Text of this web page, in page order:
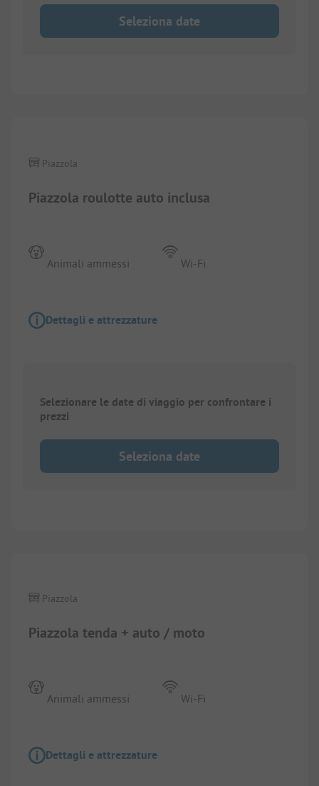
Seleziona date
Piazzola roulotte auto inclusa
Piazzola
Animali ammessi Wi-Fi
Dettagli e attrezzature
Selezionare le date di viaggio per confrontare i
prezzi
Seleziona date
Piazzola tenda + auto / moto
Piazzola
Animali ammessi Wi-Fi
Dettagli e attrezzature